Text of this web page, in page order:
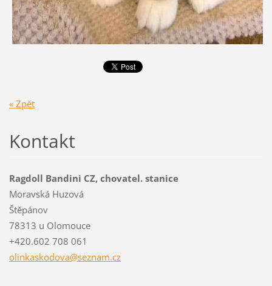
« Zpět
Kontakt
Ragdoll Bandini CZ, chovatel. stanice
Moravská Huzová
Štěpánov
78313 u Olomouce
+420.602 708 061
olinkaskodova@seznam.cz